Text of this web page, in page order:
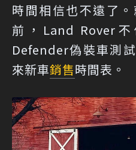
時間相信也不遠了
前，Land Rover
Defender偽裝車測
來新車銷售時間表。